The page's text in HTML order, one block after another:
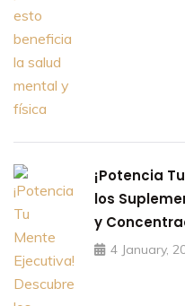
¡Potencia
los
y
4 January,